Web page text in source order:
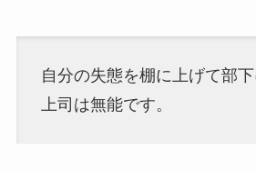
自分の失態を棚に上げて部
上司は無能です。